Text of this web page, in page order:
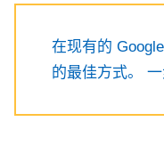
在现有的
的最佳方式。